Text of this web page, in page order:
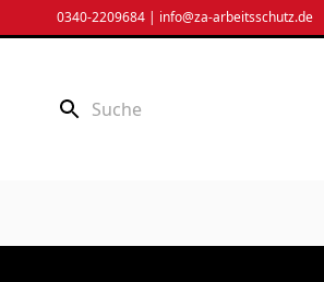
Inhalt
0340-2209684 | info@za-arbeitsschutz.de